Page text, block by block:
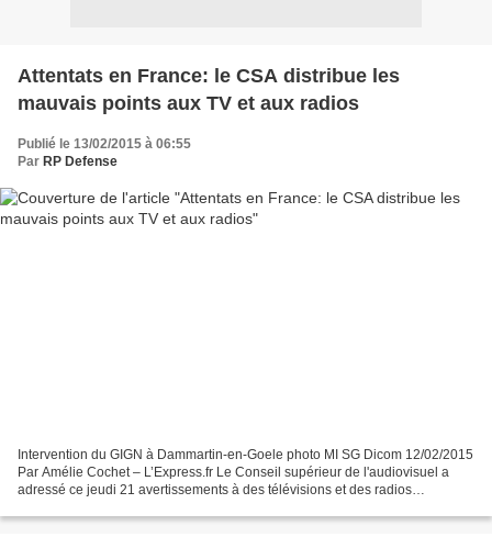
Attentats en France: le CSA distribue les
mauvais points aux TV et aux radios
Publié le 13/02/2015 à 06:55
Par RP Defense
Intervention du GIGN à Dammartin-en-Goele photo MI SG Dicom 12/02/2015
Par Amélie Cochet – L’Express.fr Le Conseil supérieur de l'audiovisuel a
adressé ce jeudi 21 avertissements à des télévisions et des radios